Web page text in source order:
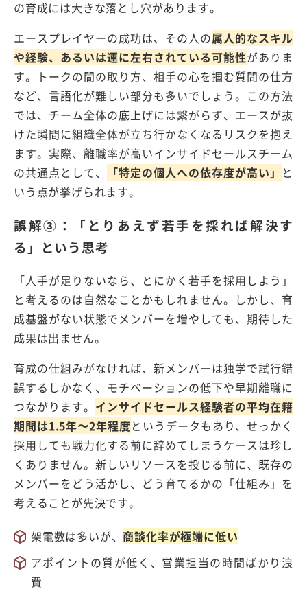
の育成には大きな落とし穴があります。
エースプレイヤーの成功は、その人の属人的なスキル
や経験、あるいは運に左右されている可能性がありま
す。トークの間の取り方、相手の心を掴む質問の仕方
など、言語化が難しい部分も多いでしょう。この方法
では、チーム全体の底上げには繋がらず、エースが抜
けた瞬間に組織全体が立ち行かなくなるリスクを抱え
ます。実際、離職率が高いインサイドセールスチーム
の共通点として、
「特定の個人への依存度が高い」 と
いう点が挙げられます。
誤解③ ：「とりあえず若手を採れば解決す
る」という思考
「人手が足りないなら、とにかく若手を採用しよう」
と考えるのは自然なことかもしれません。しかし、育
成基盤がない状態でメンバーを増やしても、期待した
成果は出ません。
育成の仕組みがなければ、新メンバーは独学で試行錯
誤するしかなく、モチベーションの低下や早期離職に
つながります。 インサイドセールス経験者の平均在籍
期間は1.5年〜2年程度というデータもあり、せっかく
採用しても戦力化する前に辞めてしまうケースは珍し
くありません。新しいリソースを投じる前に、既存の
メンバーをどう活かし、どう育てるかの「仕組み」を
考えることが先決です。
架電数は多いが、 商談化率が極端に低い
アポイントの質が低く、営業担当の時間ばかり浪
費